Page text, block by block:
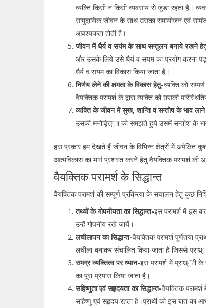
व्यक्ति किसी न किसी व्यवसाय से जुड़ा रहता है।
सामुदायिक जीवन के साथ उसका समायोजन एवं
आवश्यकता होती है।
जीवन में धैर्य व सयंम के साथ सन्तुलन बनाये रखने
और उसके लिये उसे धैर्य व संयम का प्रयोग करना
धैर्य व संयम का विकास किया जाता है।
निर्णय लेने की क्षमता के विकास हेतु-व्यक्ति को
वैयक्तिक परामर्श के द्वारा व्यक्ति को उसकी
व्यक्ति के जीवन में सुख, शान्ति व सन्तोष के भाव
उसकी मनोवृित्त्ा को समझते हुये उसमें सन्तोश के
इस प्रकार हम देखते हैं जीवन के विभिन्न क्षेत्रों में अपेक्षित
आत्मविकास का मार्ग प्रशस्त करने हेतु वैयक्तिक परामर्श की
वैयक्तिक परामर्श के सिद्धान्त
वैयक्तिक परामर्श की सम्पूर्ण प्रक्रिया के संचालन हेतु कुछ
तथ्यों के गोपनीयता का सिद्धान्त-इस परामर्श में इस
उन्हें गोपनीय रखे जायें।
लचीलापन का सिद्धान्त-वैयक्तिक परामर्श पूर्णतया
लचीला बनाकर संचालित किया जाता है जिससे
समग्र व्यक्तित्व पर ध्यान-इस परामर्श में प्राथ्र्ाी
का पूरा प्रयास किया जाता है।
सहिष्णुता एवं सहृदयता का सिद्धान्त-वैयक्तिक परामर्श
सहिष्णु एवं सहृदय रहता है।प्रार्थी को इस बात का